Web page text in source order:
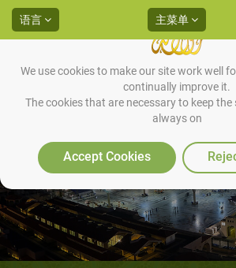
We use cookies to make our site work well
continually improve it.
The cookies that are necessary to keep
always on
Accept Cookies
语言 主菜单
德国前基督徒安